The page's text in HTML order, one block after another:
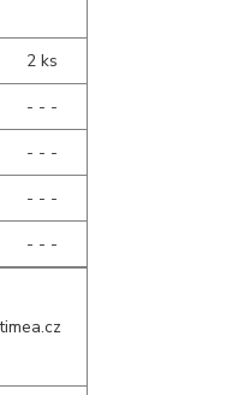
2 ks
- - -
- - -
- - -
- - -